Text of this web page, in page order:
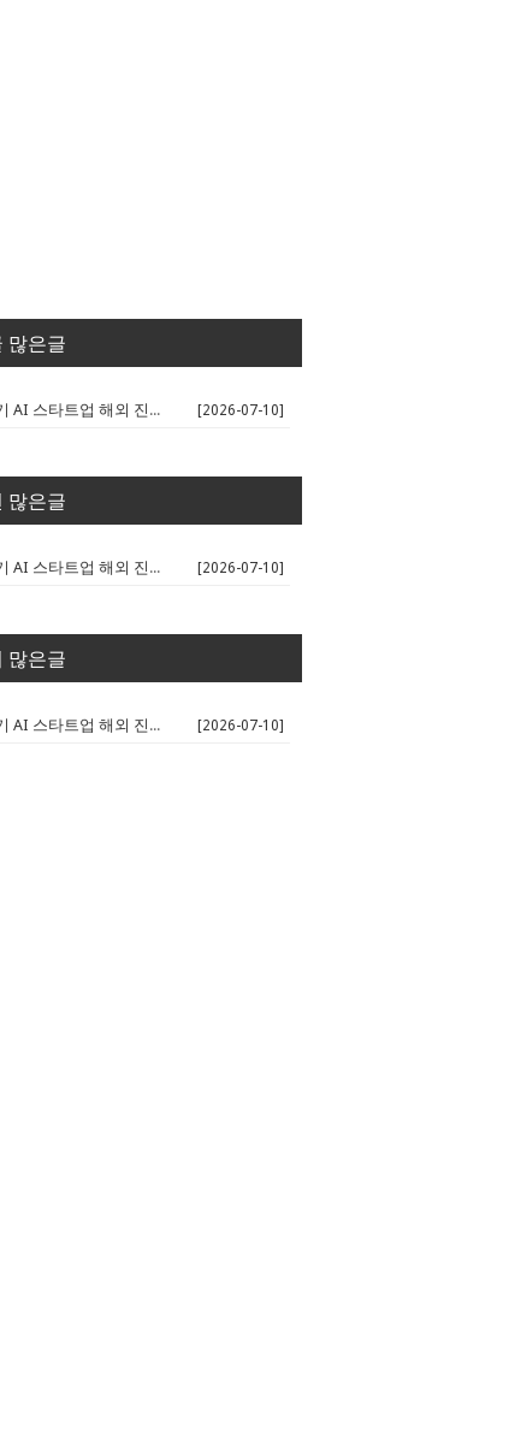
많은글
🌍 경기 AI 스타트업 해외 진출 판... [2026-07-10]
많은글
🌍 경기 AI 스타트업 해외 진출 판... [2026-07-10]
많은글
🌍 경기 AI 스타트업 해외 진출 판... [2026-07-10]